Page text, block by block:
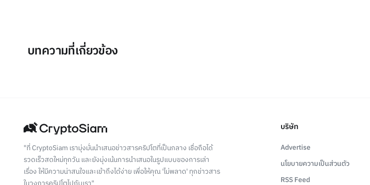
บทความที่เกี่ยวข้อง
"ที่ CryptoSiam เรามุ่งมั่นนำเสนอข่าวสารคริปโตที่เป็นกลาง เชื่อถือได้
รวดเร็วสดใหม่ทุกวัน และยังมุ่งเน้นการนำเสนอในรูปแบบของการเล่า
เรื่อง ให้มีความน่าสนใจและเข้าถึงได้ง่าย เพื่อให้คุณ 'ไม่พลาด' ทุกข่าวสาร
บริษัท
Advertise
นโยบายความเป็นส่วนตัว
RSS Feed